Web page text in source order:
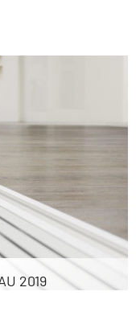
2019